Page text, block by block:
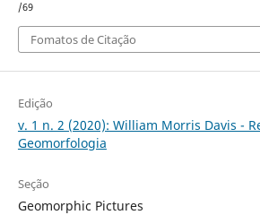
/69
Fomatos de Citação
Edição
v. 1 n. 2 (2020): William Morris Davis -
Geomorfologia
Seção
Geomorphic Pictures